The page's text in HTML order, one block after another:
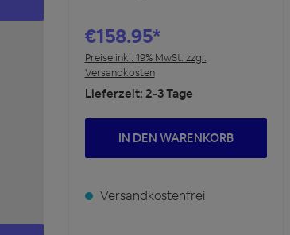
€158.95*
Preise inkl. 19% MwSt. zzgl.
Versandkosten
Lieferzeit: 2-3 Tage
IN DEN WARENKORB
Versandkostenfrei